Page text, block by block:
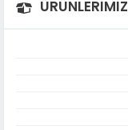
ÜRÜNLERİMİZ